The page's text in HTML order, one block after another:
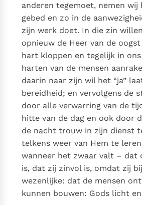
anderen tegemoet, nemen wij
gebed en zo in de
zijn werk doet. In die zin
opnieuw de Heer van de
hart kloppen en tegelijk in
harten van de mensen
daarin naar zijn wil het “ja”
bereidheid; en vervolgens de
door alle verwarring van de
hitte van de dag en ook door
de nacht trouw in zijn dienst
telkens weer van Hem te
wanneer het zwaar valt – dat
is, dat zij zinvol is, omdat zij
wezenlijke: dat de mensen
kunnen bouwen: Gods licht